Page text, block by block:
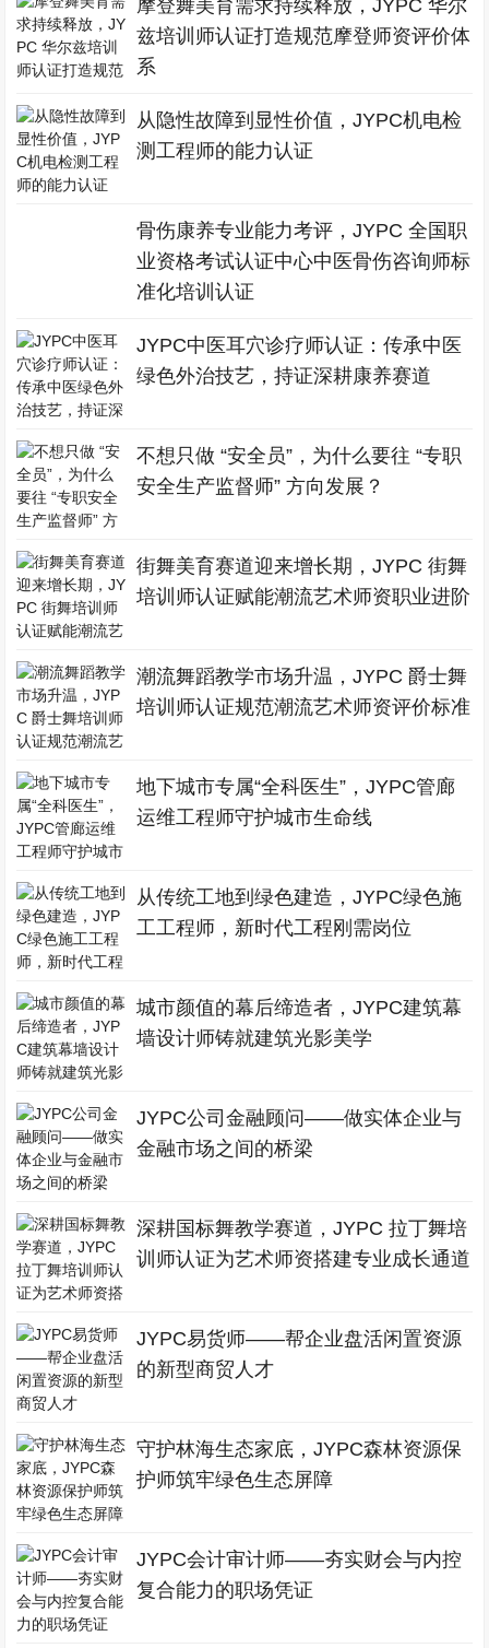
摩登舞美育需求持续释放，JYPC 华尔
兹培训师认证打造规范摩登师资评价体
系
从隐性故障到显性价值，JYPC机电检
测工程师的能力认证
骨伤康养专业能力考评，JYPC 全国职
业资格考试认证中心中医骨伤咨询师标
准化培训认证
JYPC中医耳穴诊疗师认证：传承中医
绿色外治技艺，持证深耕康养赛道
不想只做 “安全员”，为什么要往 “专职
安全生产监督师” 方向发展？
街舞美育赛道迎来增长期，JYPC 街舞
培训师认证赋能潮流艺术师资职业进阶
潮流舞蹈教学市场升温，JYPC 爵士舞
培训师认证规范潮流艺术师资评价标准
地下城市专属“全科医生”，JYPC管廊
运维工程师守护城市生命线
从传统工地到绿色建造，JYPC绿色施
工工程师，新时代工程刚需岗位
城市颜值的幕后缔造者，JYPC建筑幕
墙设计师铸就建筑光影美学
JYPC公司金融顾问——做实体企业与
金融市场之间的桥梁
深耕国标舞教学赛道，JYPC 拉丁舞培
训师认证为艺术师资搭建专业成长通道
JYPC易货师——帮企业盘活闲置资源
的新型商贸人才
守护林海生态家底，JYPC森林资源保
护师筑牢绿色生态屏障
JYPC会计审计师——夯实财会与内控
复合能力的职场凭证